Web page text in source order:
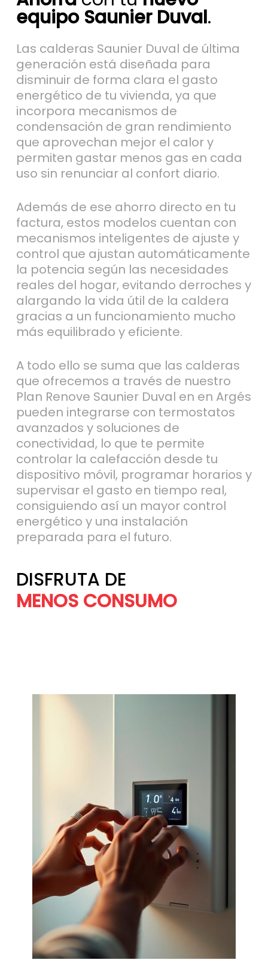
equipo Saunier Duval.
Las calderas Saunier Duval de última
generación está diseñada para
disminuir de forma clara el gasto
energético de tu vivienda, ya que
incorpora mecanismos de
condensación de gran rendimiento
que aprovechan mejor el calor y
permiten gastar menos gas en cada
uso sin renunciar al confort diario.
Además de ese ahorro directo en tu
factura, estos modelos cuentan con
mecanismos inteligentes de ajuste y
control que ajustan automáticamente
la potencia según las necesidades
reales del hogar, evitando derroches y
alargando la vida útil de la caldera
gracias a un funcionamiento mucho
más equilibrado y eficiente.
A todo ello se suma que las calderas
que ofrecemos a través de nuestro
Plan Renove Saunier Duval en en Argés
pueden integrarse con termostatos
avanzados y soluciones de
conectividad, lo que te permite
controlar la calefacción desde tu
dispositivo móvil, programar horarios y
supervisar el gasto en tiempo real,
consiguiendo así un mayor control
energético y una instalación
preparada para el futuro.
DISFRUTA DE